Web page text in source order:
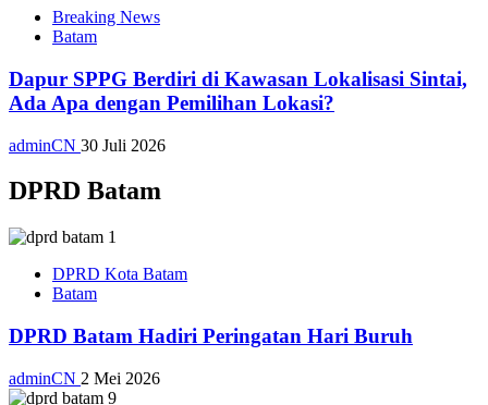
Breaking News
Batam
Dapur SPPG Berdiri di Kawasan Lokalisasi Sintai,
Ada Apa dengan Pemilihan Lokasi?
adminCN 30 Juli 2026
DPRD Batam
DPRD Kota Batam
Batam
DPRD Batam Hadiri Peringatan Hari Buruh
adminCN 2 Mei 2026